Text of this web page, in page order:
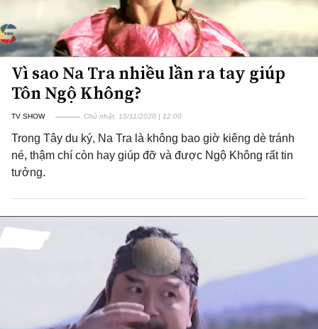
Vì sao Na Tra nhiều lần ra tay giúp
Tôn Ngộ Không?
TV SHOW Chủ nhật, 15/11/2020 | 12:00
Trong Tây du ký, Na Tra là không bao giờ kiêng dè tránh
né, thậm chí còn hay giúp đỡ và được Ngộ Không rất tin
tưởng.